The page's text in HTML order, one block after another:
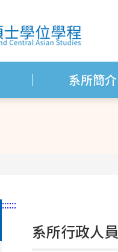
系所簡介
::::::
系所行政人員